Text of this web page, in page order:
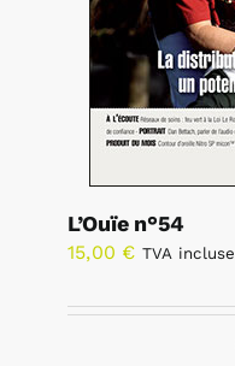
L’Ouïe n°54
15,00 € TVA incluse